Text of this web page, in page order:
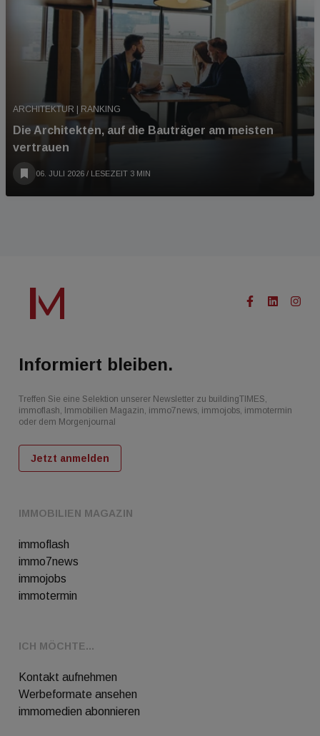
ARCHITEKTUR | RANKING
Die Architekten, auf die Bauträger am meisten
vertrauen
06. JULI 2026 / LESEZEIT 3 MIN
IMMOBILIEN MAGAZIN
immoflash
immo7news
immojobs
immotermin
ICH MÖCHTE...
Kontakt aufnehmen
Werbeformate ansehen
immomedien abonnieren
Informiert bleiben.
Treffen Sie eine Selektion unserer Newsletter zu buildingTIMES,
immoflash, Immobilien Magazin, immo7news, immojobs, immotermin
oder dem Morgenjournal
Jetzt anmelden